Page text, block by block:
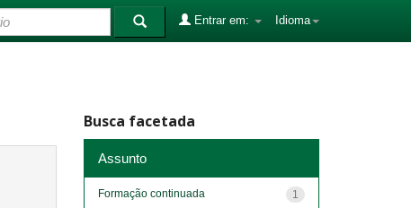
Idioma
Entrar em:
Busca facetada
Assunto
1
Formação continuada